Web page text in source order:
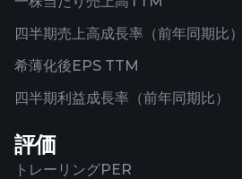
四半期売上高成長率（前年同期比）
希薄化後EPS TTM
四半期利益成長率（前年同期比）
評価
トレーリングPER